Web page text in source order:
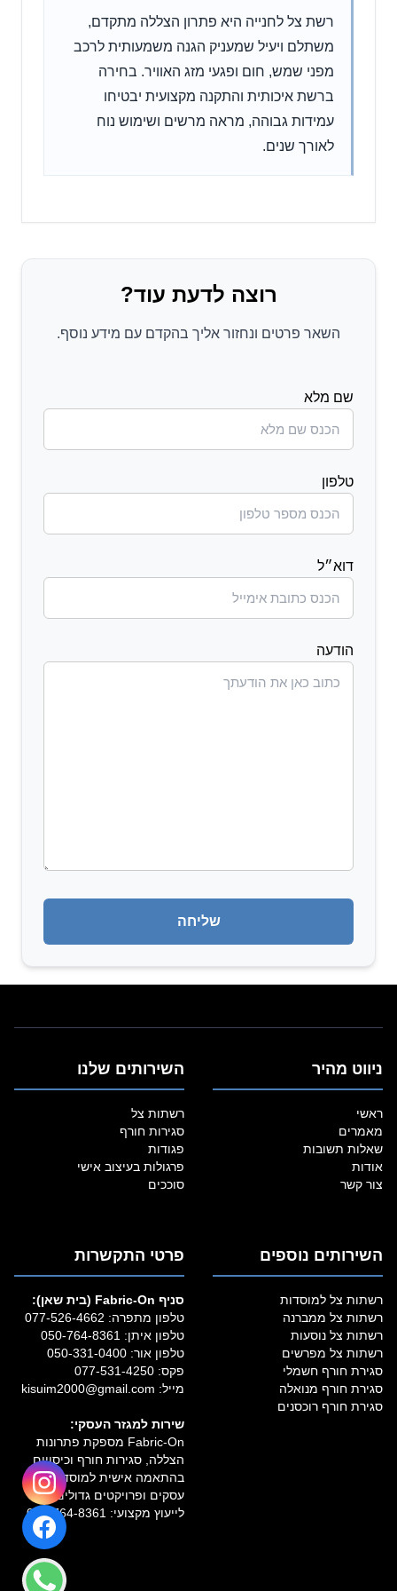
רשת צל לחנייה היא פתרון הצללה מתקדם,
משתלם ויעיל שמעניק הגנה משמעותית לרכב
מפני שמש, חום ופגעי מזג האוויר. בחירה
ברשת איכותית והתקנה מקצועית יבטיחו
עמידות גבוהה, מראה מרשים ושימוש נוח
לאורך שנים.
רוצה לדעת עוד?
השאר פרטים ונחזור אליך בהקדם עם מידע נוסף.
שם מלא
טלפון
דוא״ל
הודעה
ניווט מהיר
ראשי
מאמרים
שאלות תשובות
אודות
צור קשר
השירותים שלנו
רשתות צל
סגירות חורף
פגודות
פרגולות בעיצוב אישי
סוככים
השירותים נוספים
רשתות צל למוסדות
רשתות צל ממברנה
רשתות צל נוסעות
רשתות צל מפרשים
סגירת חורף חשמלי
סגירת חורף מנואלה
סגירת חורף רוכסנים
פרטי התקשרות
סניף Fabric‑On (בית שאן):
טלפון מתפרה: 077-526-4662
טלפון איתן: 050-764-8361
טלפון אור: 050-331-0400
פקס: 077-531-4250
מייל: kisuim2000@gmail.com
שירות למגזר העסקי:
Fabric‑On מספקת פתרונות
הצללה, סגירות חורף וכיסויים
בהתאמה אישית למוסדות,
עסקים ופרויקטים גדולים.
לייעוץ מקצועי: 050-764-8361